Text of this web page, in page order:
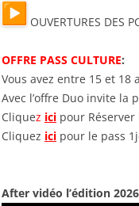
OUVERTURES DES
OFFRE PASS CULTURE:
Vous avez entre 15 et 18
Avec l’offre Duo invite la
Cliquez ici pour Réserver
Cliquez ici pour le pass
After vidéo l’édition